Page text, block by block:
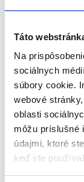
Táto
Na
sociálnych
súbory cookie.
webové
oblasti
môžu príslušné
údajmi, ktoré
keď ste
★★★★★
- 30%
Detský zimný